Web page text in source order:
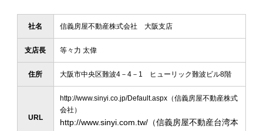
社名 信義房屋不動産株式会社 大阪支店
支店長 等々力 太偉
住所 大阪市中央区難波4－4－1 ヒューリック難波ビル8階
URL
http://www.sinyi.co.jp/Default.aspx（信義房屋不動産株式
会社）
http://www.sinyi.com.tw/（信義房屋不動産台湾本